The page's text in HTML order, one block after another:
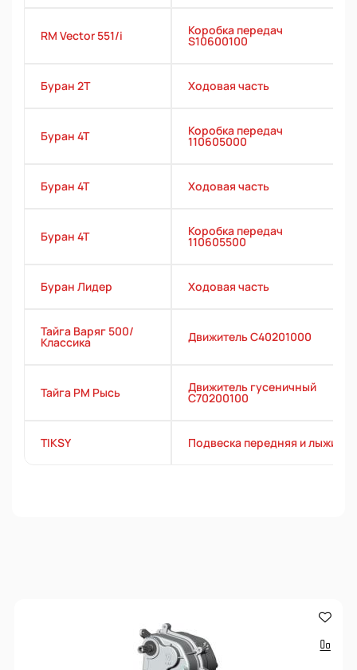
RM Vector 551/i Коробка передач
S10600100
Буран 2Т Ходовая часть
Буран 4Т Коробка передач
110605000
Буран 4Т Ходовая часть
Буран 4Т Коробка передач
110605500
Буран Лидер Ходовая часть
Тайга Варяг 500/
Классика Движитель С40201000
Тайга РМ Рысь Движитель гусеничный
C70200100
TIKSY Подвеска передняя и лыжи